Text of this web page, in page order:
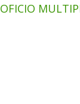
OFICIO